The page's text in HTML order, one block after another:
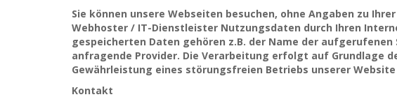
Sie können unsere Webseiten besuchen, ohne Angaben zu
Webhoster / IT-Dienstleister Nutzungsdaten durch Ihren
gespeicherten Daten gehören z.B. der Name der
anfragende Provider. Die Verarbeitung erfolgt auf Grundlage
Gewährleistung eines störungsfreien Betriebs unserer
Kontakt